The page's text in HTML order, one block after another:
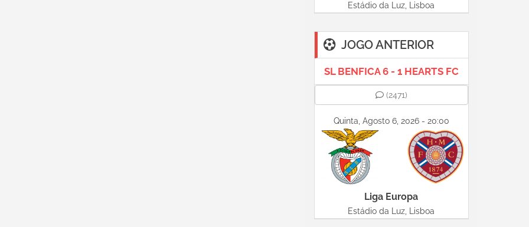
Estádio da Luz, Lisboa
JOGO ANTERIOR
SL BENFICA 6 - 1 HEARTS FC
(2471)
Quinta, Agosto 6, 2026 - 20:00
Liga Europa
Estádio da Luz, Lisboa